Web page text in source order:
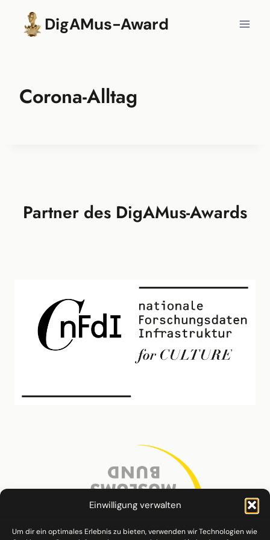
Einwilligung verwalten
Um dir ein optimales Erlebnis zu bieten, verwenden wir Technologien wie
springen
DigAMus-Award
Corona-Alltag
Partner des DigAMus-Awards